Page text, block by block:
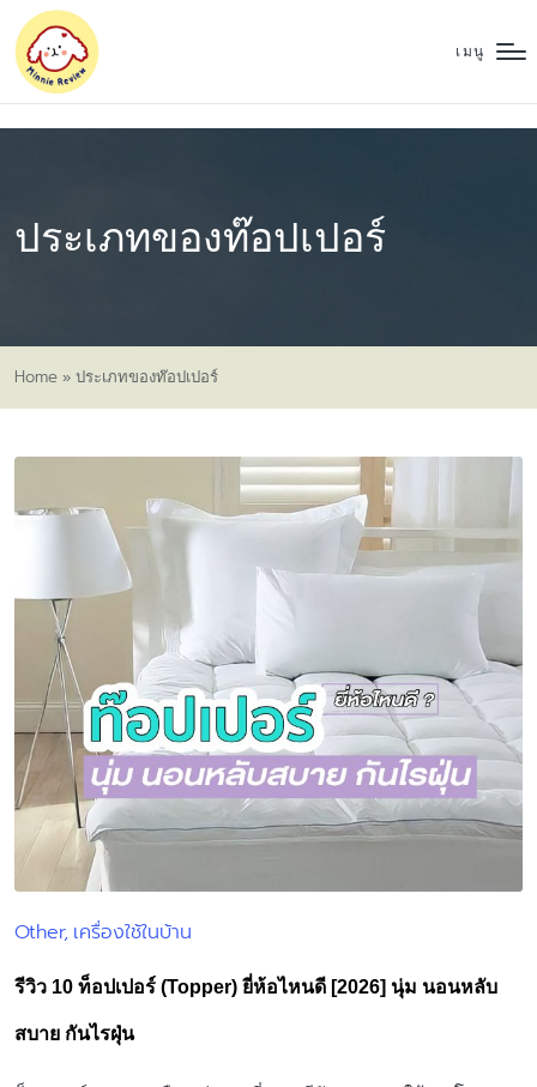
เมนู
ประเภทของท๊อปเปอร์
Home » ประเภทของท๊อปเปอร์
Posted
Other เครื่องใช้ในบ้าน
รีวิว 10 ท็อปเปอร์ (Topper) ยี่ห้อไหนดี [2026] นุ่ม นอนหลับ
สบาย กันไรฝุ่น